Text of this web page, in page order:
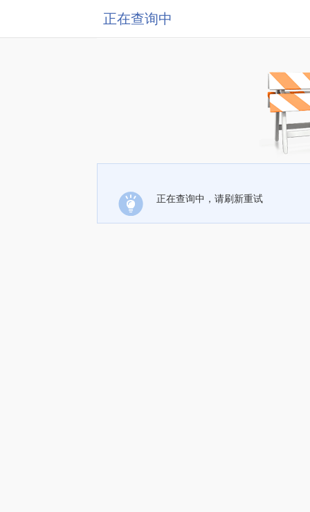
正在查询中
正在查询中，请刷新重试